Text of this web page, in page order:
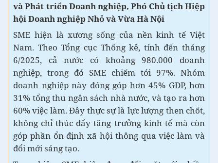
và Phát triển Doanh nghiệp, Phó Chủ tịch Hiệp
hội Doanh nghiệp Nhỏ và Vừa Hà Nội
SME hiện là xương sống của nền kinh tế Việt
Nam. Theo Tổng cục Thống kê, tính đến tháng
6/2025, cả nước có khoảng 980.000 doanh
nghiệp, trong đó SME chiếm tới 97%. Nhóm
doanh nghiệp này đóng góp hơn 45% GDP, hơn
31% tổng thu ngân sách nhà nước, và tạo ra hơn
60% việc làm. Đây thực sự là lực lượng then chốt,
không chỉ thúc đẩy tăng trưởng kinh tế mà còn
góp phần ổn định xã hội thông qua việc làm và
đổi mới sáng tạo.